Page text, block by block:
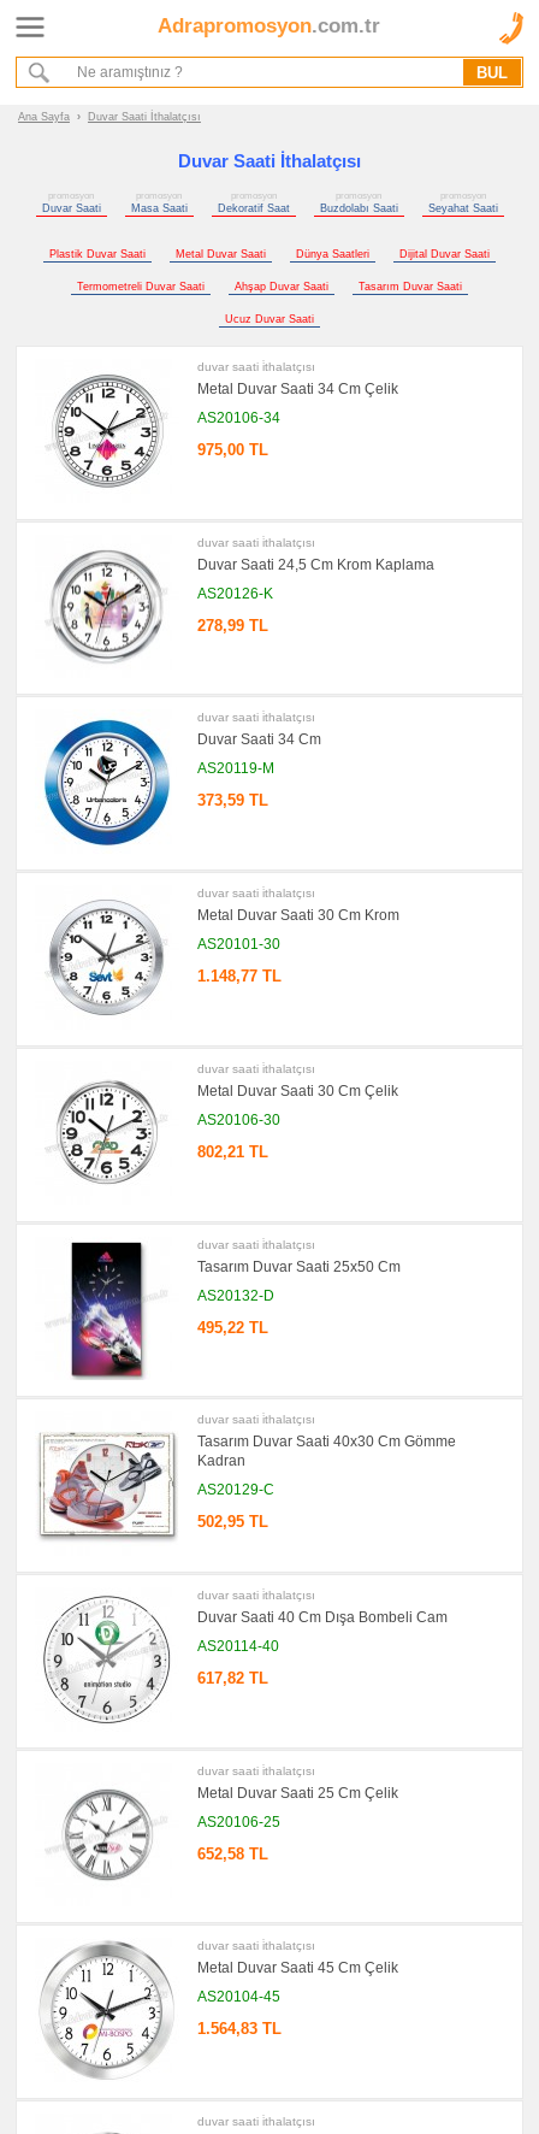
Adrapromosyon.com.tr
Ana Sayfa › Duvar Saati İthalatçısı
Duvar Saati İthalatçısı
promosyon
Duvar Saati
promosyon
Masa Saati
promosyon
Dekoratif Saat
promosyon
Buzdolabı Saati
promosyon
Seyahat Saati
Plastik Duvar Saati Metal Duvar Saati Dünya Saatleri Dijital Duvar Saati
Termometreli Duvar Saati Ahşap Duvar Saati Tasarım Duvar Saati
Ucuz Duvar Saati
duvar saati i̇thalatçısı
Metal Duvar Saati 34 Cm Çelik
AS20106-34
975,00 TL
duvar saati i̇thalatçısı
Duvar Saati 24,5 Cm Krom Kaplama
AS20126-K
278,99 TL
duvar saati i̇thalatçısı
Duvar Saati 34 Cm
AS20119-M
373,59 TL
duvar saati i̇thalatçısı
Metal Duvar Saati 30 Cm Krom
AS20101-30
1.148,77 TL
duvar saati i̇thalatçısı
Metal Duvar Saati 30 Cm Çelik
AS20106-30
802,21 TL
duvar saati i̇thalatçısı
Tasarım Duvar Saati 25x50 Cm
AS20132-D
495,22 TL
duvar saati i̇thalatçısı
Tasarım Duvar Saati 40x30 Cm Gömme
Kadran
AS20129-C
502,95 TL
duvar saati i̇thalatçısı
Duvar Saati 40 Cm Dışa Bombeli Cam
AS20114-40
617,82 TL
duvar saati i̇thalatçısı
Metal Duvar Saati 25 Cm Çelik
AS20106-25
652,58 TL
duvar saati i̇thalatçısı
Metal Duvar Saati 45 Cm Çelik
AS20104-45
1.564,83 TL
duvar saati i̇thalatçısı
Ana Sayfa
Hakkımızda
Kurumsal Hizmet Akışımız
Promosyon
Saat
promosyon
Masa
Saati
promosyon
Dekoratif
Saat
promosyon
Seyahat
Saati
promosyon
Tüm
Ürünleri
Gör
&
Organizer
promosyon
Matara
&
Termos
&
Dönüşümlü
Ürünler
promosyon
Anahtarlık
promosyon
Hesap
Makyaj
Aynası
&
Manikür
Seti
promosyon
Şerit
promosyon
Çakı
&
El
Feneri
promosyon
Çakmak
&
promosyon
Masa
Çanta
Askısı
promosyon
PowerBank
&
promosyon
Flash
Bellek
promosyon
Kalem
promosyon
Kalem
promosyon
Kartvizitlik
promosyon
Radyo
Bloknot
promosyon
Bardak
Altlığı
&
Para
Tabağı
promosyon